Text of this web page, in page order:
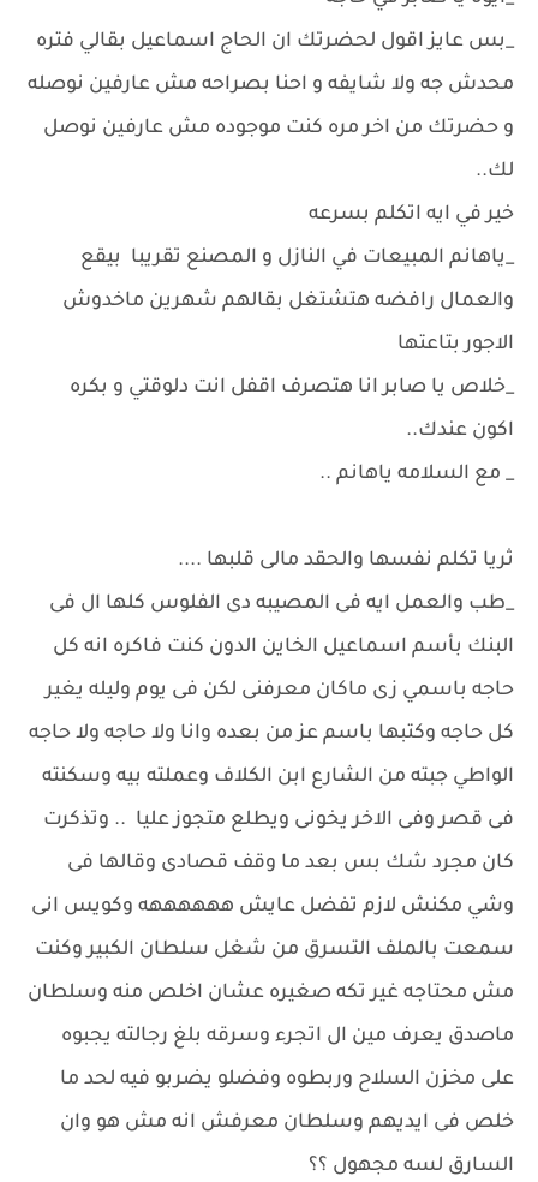
_بس عايز اقول لحضرتك ان الحاج اسماعيل بقالي فتره
محدش جه ولا شايفه و احنا بصراحه مش عارفين نوصله
و حضرتك من اخر مره كنت موجوده مش عارفين نوصل
لك..
خير في ايه اتكلم بسرعه
_ياهانم المبيعات في النازل و المصنع تقريبا بيقع
والعمال رافضه هتشتغل بقالهم شهرين ماخدوش
الاجور بتاعتها
_خلاص يا صابر انا هتصرف اقفل انت دلوقتي و بكره
اكون عندك..
_ مع السلامه ياهانم ..
ثريا تكلم نفسها والحقد مالى قلبها ....
_طب والعمل ايه فى المصيبه دى الفلوس كلها ال فى
البنك بأسم اسماعيل الخاين الدون كنت فاكره انه كل
حاجه باسمي زى ماكان معرفنى لكن فى يوم وليله يغير
كل حاجه وكتبها باسم عز من بعده وانا ولا حاجه ولا حاجه
الواطي جبته من الشارع ابن الكلاف وعملته بيه وسكنته
فى قصر وفى الاخر يخونى ويطلع متجوز عليا .. وتذكرت
كان مجرد شك بس بعد ما وقف قصادى وقالها فى
وشي مكنش لازم تفضل عايش ههههههه وكويس انى
سمعت بالملف التسرق من شغل سلطان الكبير وكنت
مش محتاجه غير تكه صغيره عشان اخلص منه وسلطان
ماصدق يعرف مين ال اتجرء وسرقه بلغ رجالته يجبوه
على مخزن السلاح وربطوه وفضلو يضربو فيه لحد ما
خلص فى ايديهم وسلطان معرفش انه مش هو وان
السارق لسه مجهول ؟؟